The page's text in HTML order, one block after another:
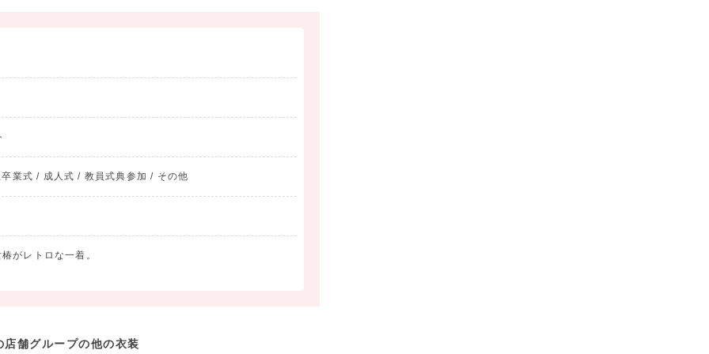
業式 / 成人式 / 教員式典参加 / その他
がレトロな一着。
店舗グループの他の衣装